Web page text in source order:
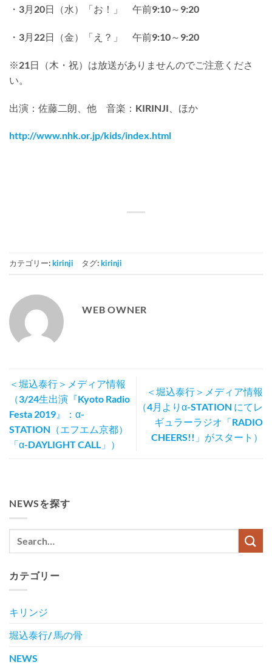
・3月20日（水）「お！」 午前9:10～9:20
・3月22日（金）「え？」 午前9:10～9:20
※21日（木・祝）は放送がありませんのでご注意くださ
い。
出演：佐藤二朗、他 音楽：KIRINJI、ほか
http://www.nhk.or.jp/kids/index.html
カテゴリー:kirinji タグ:kirinji
WEB OWNER
＜堀込泰行＞メディア情報
（3/24生出演『Kyoto Radio
Festa 2019』：α-
STATION（エフエム京都）
「α-DAYLIGHT CALL」）
＜堀込泰行＞メディア情報
（4月よりα-STATION にてレ
ギュラーラジオ「RADIO
CHEERS!!」がスタート）
NEWSを探す
カテゴリー
キリンジ
堀込泰行/ 馬の骨
NEWS